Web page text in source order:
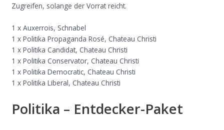
Zugreifen, solange der Vorrat reicht.
1 x Auxerrois, Schnabel
1 x Politika Propaganda Rosé, Chateau Christi
1 x Politika Candidat, Chateau Christi
1 x Politika Conservator, Chateau Christi
1 x Politika Democratic, Chateau Christi
1 x Politika Liberal, Chateau Christi
Politika – Entdecker-Paket